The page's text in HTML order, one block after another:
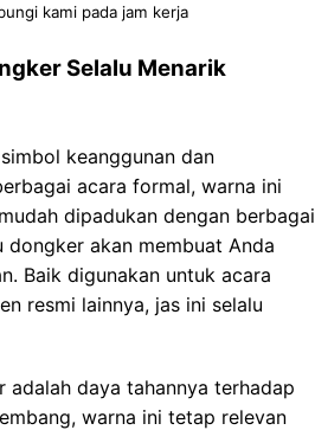
kami pada jam kerja
Selalu Menarik
keanggunan dan
acara formal, warna ini
dipadukan dengan berbagai
akan membuat Anda
Baik digunakan untuk acara
resmi lainnya, jas ini selalu
adalah daya tahannya terhadap
warna ini tetap relevan